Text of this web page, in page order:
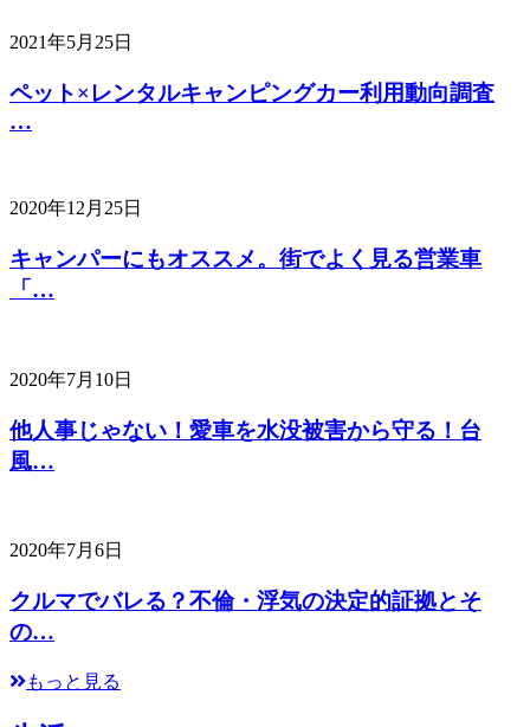
2021年5月25日
ペット×レンタルキャンピングカー利用動向調査
…
2020年12月25日
キャンパーにもオススメ。街でよく見る営業車
「…
2020年7月10日
他人事じゃない！愛車を水没被害から守る！台
風…
2020年7月6日
クルマでバレる？不倫・浮気の決定的証拠とそ
の…
もっと見る